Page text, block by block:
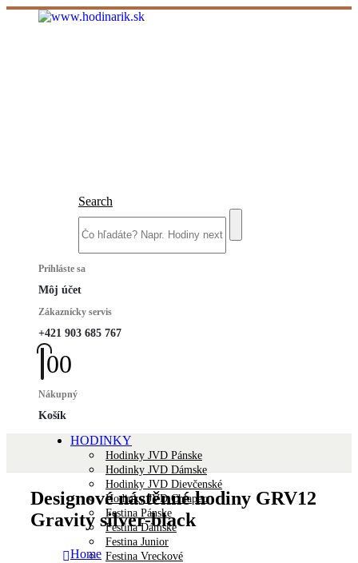
Search
Prihláste sa
Môj účet
Zákaznícky servis
+421 903 685 767
00
Nákupný
Košík
HODINKY
Hodinky JVD Pánske
Hodinky JVD Dámske
Hodinky JVD Dievčenské
Hodinky JVD Chlapec
Festina Pánske
Festina Dámske
Festina Junior
Festina Vreckové
Designové nástěnné hodiny GRV12
Gravity silver-black
Home